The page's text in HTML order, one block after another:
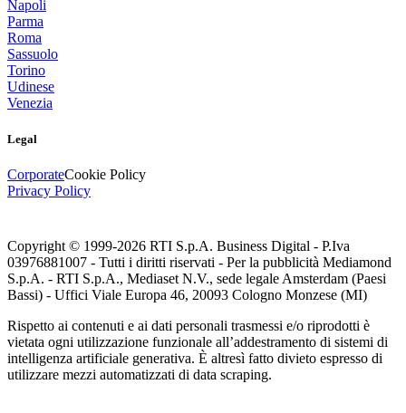
Napoli
Parma
Roma
Sassuolo
Torino
Udinese
Venezia
Legal
CorporateCookie Policy
Privacy Policy
Copyright © 1999-2026 RTI S.p.A. Business Digital - P.Iva
03976881007 - Tutti i diritti riservati - Per la pubblicità Mediamond
S.p.A. - RTI S.p.A., Mediaset N.V., sede legale Amsterdam (Paesi
Bassi) - Uffici Viale Europa 46, 20093 Cologno Monzese (MI)
Rispetto ai contenuti e ai dati personali trasmessi e/o riprodotti è
vietata ogni utilizzazione funzionale all’addestramento di sistemi di
intelligenza artificiale generativa. È altresì fatto divieto espresso di
utilizzare mezzi automatizzati di data scraping.